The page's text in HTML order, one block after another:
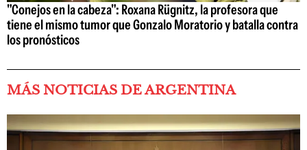
"Conejos en la cabeza": Roxana Rügnitz, la profesora que
tiene el mismo tumor que Gonzalo Moratorio y batalla contra
los pronósticos
MÁS NOTICIAS DE ARGENTINA